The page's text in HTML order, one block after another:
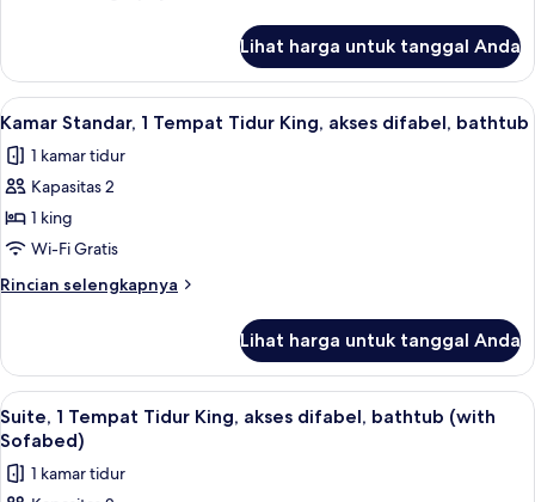
Asap
Rokok
(with
Sofabed)
Suite,
Tempat
King,
Bebas
Rokok
(with
Lihat harga untuk tanggal Anda
Lihat
semua
foto
untuk
Kamar
Standar,
1
Tempat
King,
akses
difabel,
bathtub
Seprai premium, bantalan ekstra
2
Kamar Standar, 1 Tempat Tidur King, akses difabel, bathtub
1 kamar tidur
Kapasitas 2
1 king
Wi-Fi Gratis
Rincian selengkapnya
Rincian
Kamar
Standar,
1
Tempat
King,
Lihat harga untuk tanggal Anda
Lihat
semua
foto
untuk
Seprai premium, bantalan ekstra
2
Suite, 1 Tempat Tidur King, akses difabel, bathtub (with
Sofabed)
1 kamar tidur